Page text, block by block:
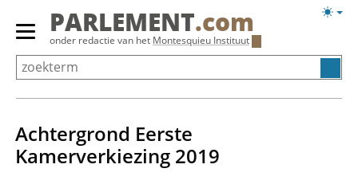
Overslaan
Primair
menu
tonen/verbergen
PARLEMENT.com
onder redactie van het Montesquieu Instituut
Achtergrond Eerste
Kamerverkiezing 2019